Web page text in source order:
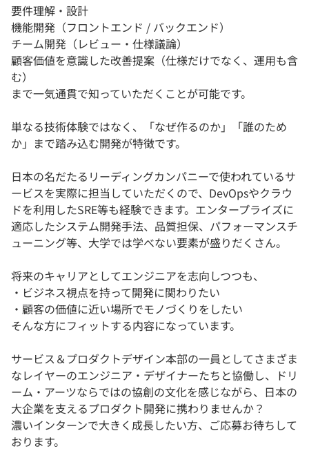
要件理解・設計
機能開発（フロントエンド / バックエンド）
チーム開発（レビュー・仕様議論）
顧客価値を意識した改善提案（仕様だけでなく、運用も含
む）
まで一気通貫で知っていただくことが可能です。
単なる技術体験ではなく、「なぜ作るのか」「誰のため
か」まで踏み込む開発が特徴です。
日本の名だたるリーディングカンパニーで使われているサ
ービスを実際に担当していただくので、DevOpsやクラウ
ドを利用したSRE等も経験できます。エンタープライズに
適応したシステム開発手法、品質担保、パフォーマンスチ
ューニング等、大学では学べない要素が盛りだくさん。
将来のキャリアとしてエンジニアを志向しつつも、
・ビジネス視点を持って開発に関わりたい
・顧客の価値に近い場所でモノづくりをしたい
そんな方にフィットする内容になっています。
サービス＆プロダクトデザイン本部の一員としてさまざま
なレイヤーのエンジニア・デザイナーたちと協働し、ドリ
ーム・アーツならではの協創の文化を感じながら、日本の
大企業を支えるプロダクト開発に携わりませんか？
濃いインターンで大きく成長したい方、ご応募お待ちして
おります。